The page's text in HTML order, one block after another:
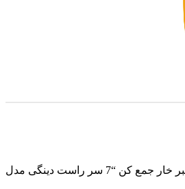
انبر خار جمع کن “7 سر راست دینگی مدل